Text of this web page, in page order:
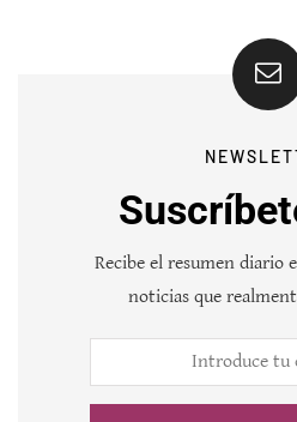
Recibe el resumen diario
noticias que